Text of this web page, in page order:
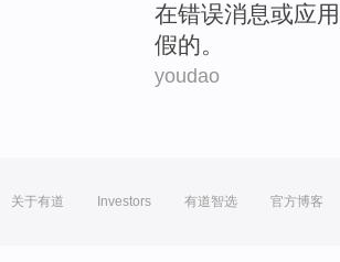
在错误消息或应
假的。
youdao
关于有道 Investors 有道智选 官方博客